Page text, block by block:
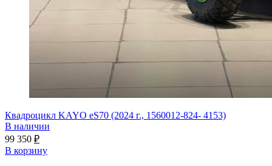
Квадроцикл KAYO eS70 (2024 г., 1560012-824- 4153)
В наличии
99 350 ₽
В корзину